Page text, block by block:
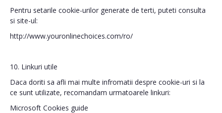
Pentru setarile cookie-urilor generate de terti, puteti consulta
si site-ul:
http://www.youronlinechoices.com/ro/
10. Linkuri utile
Daca doriti sa afli mai multe infromatii despre cookie-uri si la
ce sunt utilizate, recomandam urmatoarele linkuri:
Microsoft Cookies guide